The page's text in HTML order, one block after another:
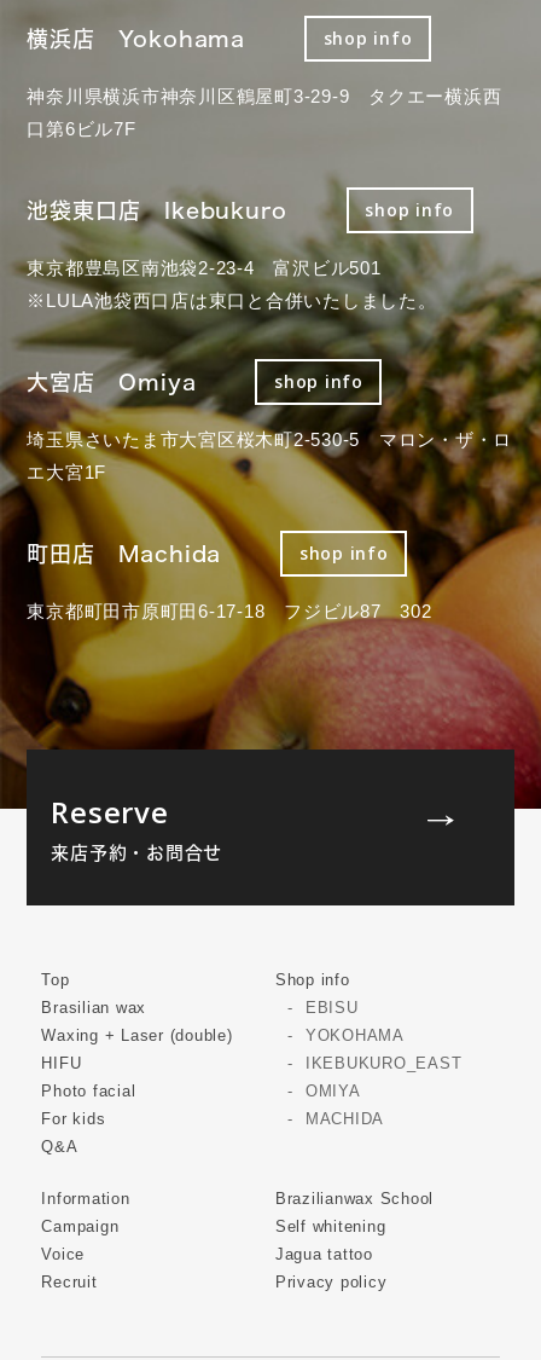
横浜店 Yokohama shop info
神奈川県横浜市神奈川区鶴屋町3-29-9 タクエー横浜西
口第6ビル7F
池袋東口店 Ikebukuro shop info
東京都豊島区南池袋2-23-4 富沢ビル501
※LULA池袋西口店は東口と合併いたしました。
大宮店 Omiya shop info
埼玉県さいたま市大宮区桜木町2-530-5 マロン・ザ・ロ
エ大宮1F
町田店 Machida shop info
東京都町田市原町田6-17-18 フジビル87 302
Reserve
来店予約・お問合せ
Top
Brasilian wax
Waxing + Laser (double)
HIFU
Photo facial
For kids
Q&A
Shop info
EBISU
YOKOHAMA
IKEBUKURO_EAST
OMIYA
MACHIDA
Information
Campaign
Voice
Recruit
Brazilianwax School
Self whitening
Jagua tattoo
Privacy policy